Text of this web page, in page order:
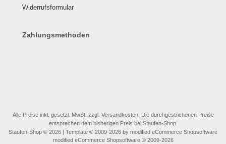
Widerrufsformular
Zahlungsmethoden
Alle Preise inkl. gesetzl. MwSt. zzgl. Versandkosten. Die durchgestrichenen Preise
entsprechen dem bisherigen Preis bei Staufen-Shop.
Staufen-Shop © 2026 | Template © 2009-2026 by modified eCommerce Shopsoftware
modified eCommerce Shopsoftware © 2009-2026